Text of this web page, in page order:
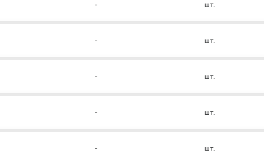
- шт.
- шт.
- шт.
- шт.
- шт.